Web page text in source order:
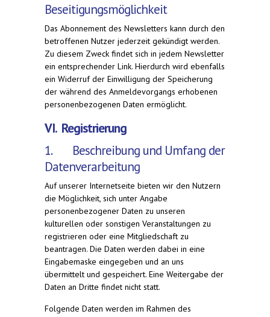
Beseitigungsmöglichkeit
Das Abonnement des Newsletters kann durch den
betroffenen Nutzer jederzeit gekündigt werden.
Zu diesem Zweck findet sich in jedem Newsletter
ein entsprechender Link. Hierdurch wird ebenfalls
ein Widerruf der Einwilligung der Speicherung
der während des Anmeldevorgangs erhobenen
personenbezogenen Daten ermöglicht.
VI. Registrierung
1. Beschreibung und Umfang der
Datenverarbeitung
Auf unserer Internetseite bieten wir den Nutzern
die Möglichkeit, sich unter Angabe
personenbezogener Daten zu unseren
kulturellen oder sonstigen Veranstaltungen zu
registrieren oder eine Mitgliedschaft zu
beantragen. Die Daten werden dabei in eine
Eingabemaske eingegeben und an uns
übermittelt und gespeichert. Eine Weitergabe der
Daten an Dritte findet nicht statt.
Folgende Daten werden im Rahmen des